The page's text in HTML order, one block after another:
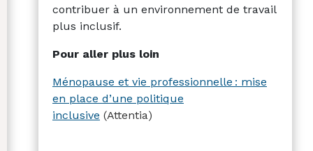
contribuer à un environnement de travail
plus inclusif.
Pour aller plus loin
Ménopause et vie professionnelle : mise
en place d’une politique
inclusive (Attentia)